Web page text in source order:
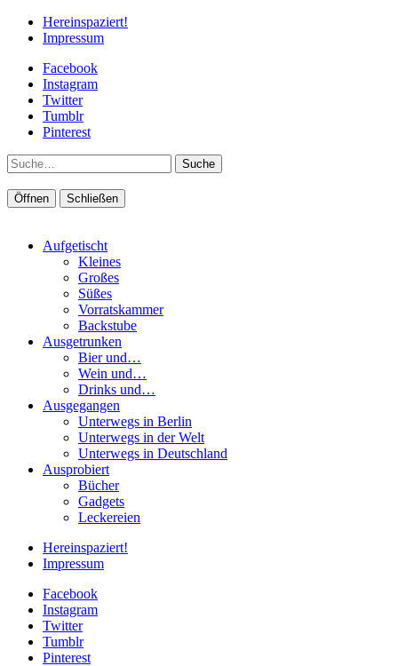
Hereinspaziert!
Impressum
Facebook
Instagram
Twitter
Tumblr
Pinterest
Suche
Öffnen Schließen
Aufgetischt
Kleines
Großes
Süßes
Vorratskammer
Backstube
Ausgetrunken
Bier und…
Wein und…
Drinks und…
Ausgegangen
Unterwegs in Berlin
Unterwegs in der Welt
Unterwegs in Deutschland
Ausprobiert
Bücher
Gadgets
Leckereien
Hereinspaziert!
Impressum
Facebook
Instagram
Twitter
Tumblr
Pinterest